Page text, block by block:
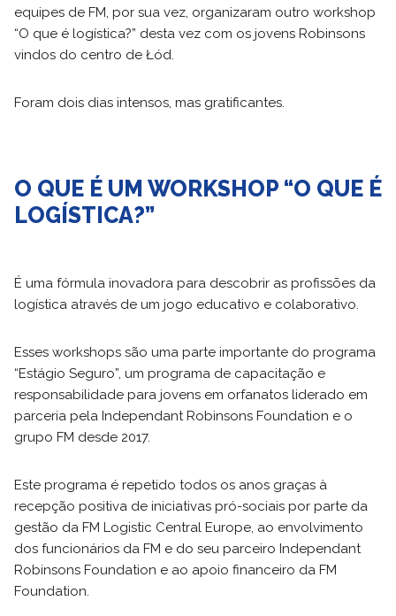
equipes de FM, por sua vez, organizaram outro workshop
“O que é logística?” desta vez com os jovens Robinsons
vindos do centro de Łód.
Foram dois dias intensos, mas gratificantes.
O QUE É UM WORKSHOP “O QUE É
LOGÍSTICA?”
É uma fórmula inovadora para descobrir as profissões da
logística através de um jogo educativo e colaborativo.
Esses workshops são uma parte importante do programa
“Estágio Seguro”, um programa de capacitação e
responsabilidade para jovens em orfanatos liderado em
parceria pela Independant Robinsons Foundation e o
grupo FM desde 2017.
Este programa é repetido todos os anos graças à
recepção positiva de iniciativas pró-sociais por parte da
gestão da FM Logistic Central Europe, ao envolvimento
dos funcionários da FM e do seu parceiro Independant
Robinsons Foundation e ao apoio financeiro da FM
Foundation.